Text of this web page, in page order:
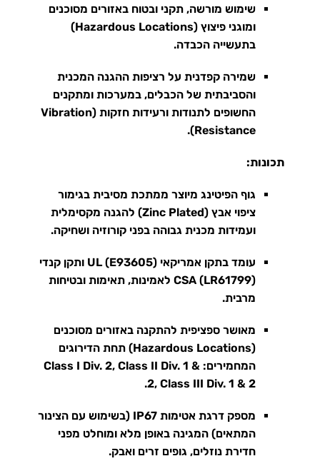
שימוש מורשה, תקני ובטוח באזורים מסוכנים
ומוגני פיצוץ (Hazardous Locations)
בתעשייה הכבדה.
שמירה קפדנית על רציפות ההגנה המכנית
והסביבתית של הכבלים, במערכות ומתקנים
החשופים לתנודות ורעידות חזקות (Vibration
Resistance).
תכונות:
גוף הפיטינג מיוצר ממתכת מסיבית בגימור
ציפוי אבץ (Zinc Plated) להגנה מקסימלית
ועמידות מכנית גבוהה בפני קורוזיה ושחיקה.
עומד בתקן אמריקאי UL (E93605) ותקן קנדי
CSA (LR61799) לאמינות, תאימות ובטיחות
מרבית.
מאושר ספציפית להתקנה באזורים מסוכנים
(Hazardous Locations) תחת הדירוגים
המחמירים: Class I Div. 2, Class II Div. 1 &
2, Class III Div. 1 & 2
.
מספק דרגת אטימות IP67 (בשימוש עם הצינור
המתאים) המגינה באופן מלא ומוחלט מפני
חדירת נוזלים, גופים זרים ואבק.